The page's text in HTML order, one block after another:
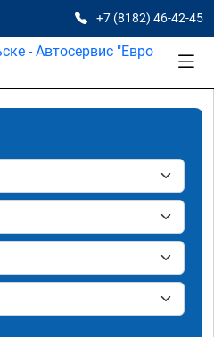
+7 (8182) 46-42-45